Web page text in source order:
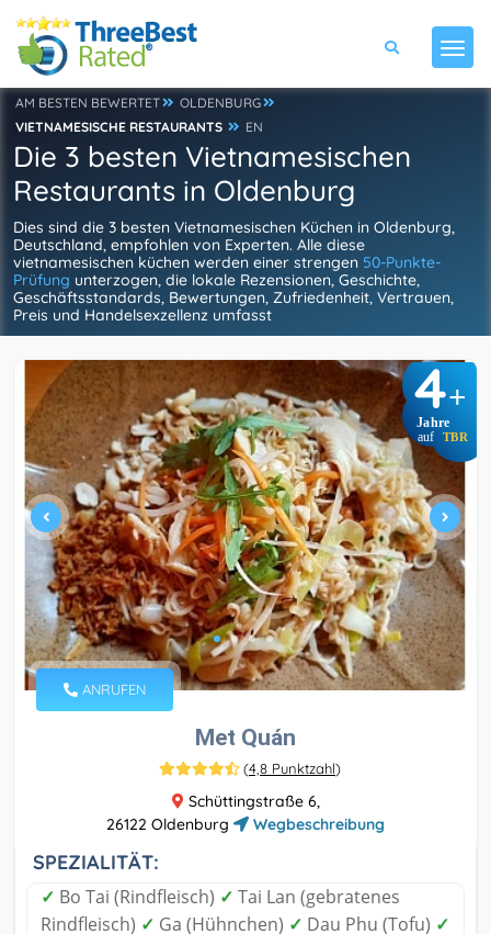
AM BESTEN BEWERTET
OLDENBURG
VIETNAMESISCHE RESTAURANTS
EN
Die 3 besten Vietnamesischen
Restaurants in Oldenburg
Dies sind die 3 besten Vietnamesischen Küchen in Oldenburg,
Deutschland, empfohlen von Experten. Alle diese
vietnamesischen küchen werden einer strengen 50-Punkte-
Prüfung unterzogen, die lokale Rezensionen, Geschichte,
Geschäftsstandards, Bewertungen, Zufriedenheit, Vertrauen,
Preis und Handelsexzellenz umfasst
4+
Jahre
auf TBR
ANRUFEN
Met Quán
(4,8 Punktzahl)
Schüttingstraße 6,
26122 Oldenburg
Wegbeschreibung
SPEZIALITÄT:
✓ Bo Tai (Rindfleisch) ✓ Tai Lan (gebratenes
Rindfleisch) ✓ Ga (Hühnchen) ✓ Dau Phu (Tofu) ✓